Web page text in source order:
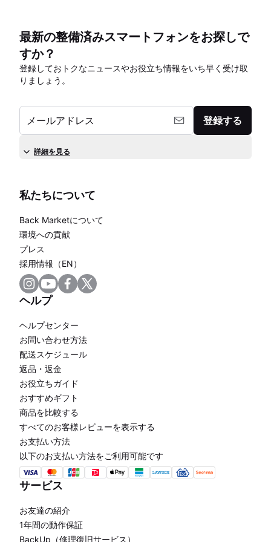
最新の整備済みスマートフォンをお探しで
すか？
登録しておトクなニュースやお役立ち情報をいち早く受け取
りましょう。
メールアドレス 登録する
詳細を見る
私たちについて
Back Marketについて
環境への貢献
プレス
採用情報（EN）
ヘルプ
ヘルプセンター
お問い合わせ方法
配送スケジュール
返品・返金
お役立ちガイド
おすすめギフト
商品を比較する
すべてのお客様レビューを表示する
お支払い方法
以下のお支払い方法をご利用可能です
サービス
お友達の紹介
1年間の動作保証
BackUp（修理復旧サービス）